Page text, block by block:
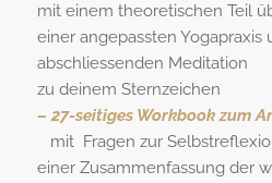
mit einem theoretischen Teil
einer angepassten Yogapraxis
abschliessenden Meditation
zu deinem Sternzeichen
– 27-seitiges Workbook zum
mit Fragen zur
einer Zusammenfassung der